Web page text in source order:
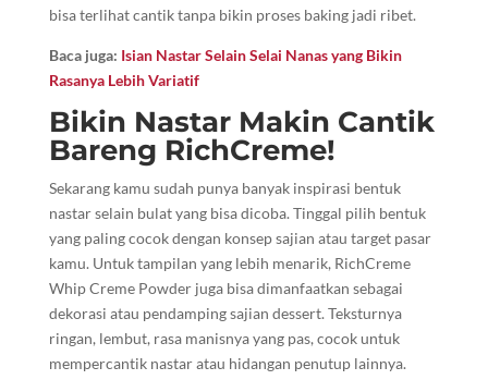
bisa terlihat cantik tanpa bikin proses baking jadi ribet.
Baca juga: Isian Nastar Selain Selai Nanas yang Bikin
Rasanya Lebih Variatif
Bikin Nastar Makin Cantik
Bareng RichCreme!
Sekarang kamu sudah punya banyak inspirasi bentuk
nastar selain bulat yang bisa dicoba. Tinggal pilih bentuk
yang paling cocok dengan konsep sajian atau target pasar
kamu. Untuk tampilan yang lebih menarik, RichCreme
Whip Creme Powder juga bisa dimanfaatkan sebagai
dekorasi atau pendamping sajian dessert. Teksturnya
ringan, lembut, rasa manisnya yang pas, cocok untuk
mempercantik nastar atau hidangan penutup lainnya.